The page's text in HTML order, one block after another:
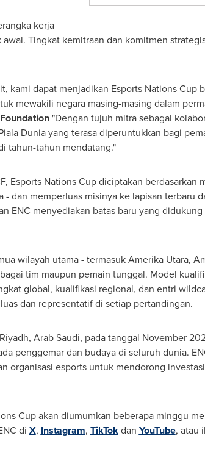
kerja
Tingkat kemitraan dan komitmen
kami dapat menjadikan Esports Nations Cup
mewakili negara masing-masing dalam
"Dengan tujuh mitra sebagai
Dunia yang terasa diperuntukkan bagi
tahun-tahun mendatang."
Esports Nations Cup diciptakan berdasarkan
dan memperluas misinya ke lapisan terbaru
ENC menyediakan batas baru yang
wilayah utama - termasuk Amerika Utara,
tim maupun pemain tunggal. Model
global, kualifikasi regional, dan entri
dan representatif di setiap pertandingan.
Arab Saudi, pada tanggal November
penggemar dan budaya di seluruh dunia.
organisasi esports untuk mendorong
Cup akan diumumkan beberapa minggu
di X, Instagram, TikTokdan YouTube, atau